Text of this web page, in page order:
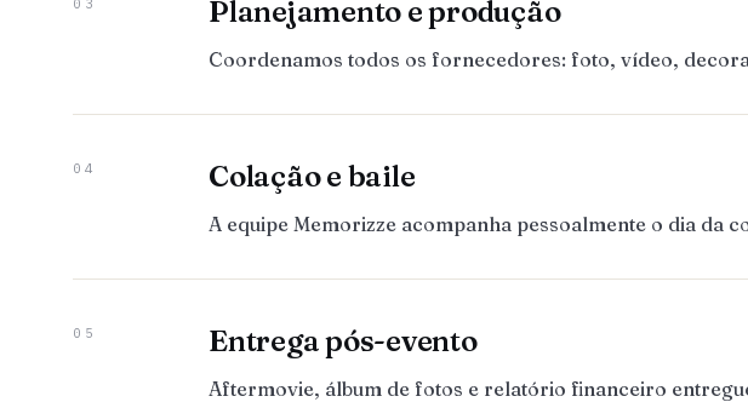
03 Planejamento e produção
Coordenamos todos os fornecedores: foto, vídeo,
04 Colação e baile
A equipe Memorizze acompanha pessoalmente o dia da
05 Entrega pós-evento
Aftermovie, álbum de fotos e relatório financeiro